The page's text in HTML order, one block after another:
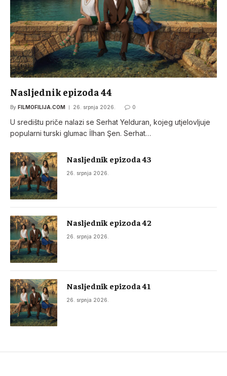
Nasljednik epizoda 44
By FILMOFILIJA.COM 26. srpnja 2026. 0
U središtu priče nalazi se Serhat Yelduran, kojeg utjelovljuje
popularni turski glumac İlhan Şen. Serhat…
Nasljednik epizoda 43
26. srpnja 2026.
Nasljednik epizoda 42
26. srpnja 2026.
Nasljednik epizoda 41
26. srpnja 2026.